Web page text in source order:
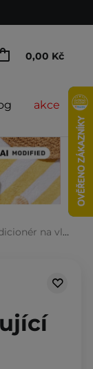
0,00 Kč
akce
vlasy - 500 ml